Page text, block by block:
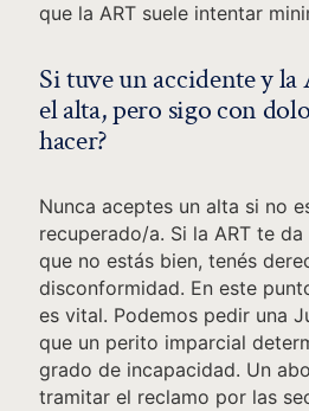
que la ART suele intentar
Si tuve un accidente y
el alta, pero sigo con
hacer?
Nunca aceptes un alta si no
recuperado/a. Si la ART te
que no estás bien, tenés
disconformidad. En este
es vital. Podemos pedir una
que un perito imparcial
grado de incapacidad. Un
tramitar el reclamo por las